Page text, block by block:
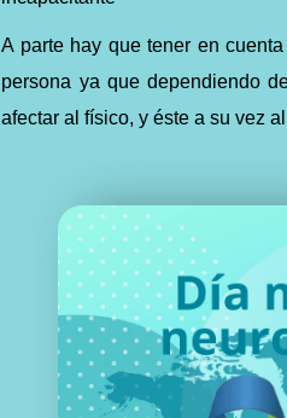
A parte hay que tener en
persona ya que dependiendo
afectar al físico, y éste a su vez